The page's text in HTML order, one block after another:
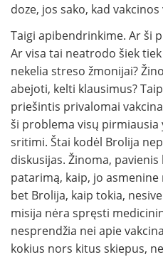
doze, jos sako, kad
Taigi apibendrinkime. Ar ši
Ar visa tai neatrodo šiek
nekelia streso žmonijai?
abejoti, kelti klausimus?
priešintis privalomai
ši problema visų pirmiausia
sritimi. Štai kodėl Brolija
diskusijas. Žinoma,
patarimą, kaip, jo
bet Brolija, kaip tokia,
misija nėra spręsti
nesprendžia nei apie
kokius nors kitus skiepus,